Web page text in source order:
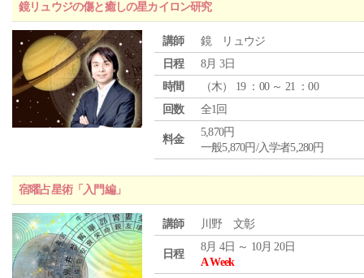
鏡リュウジの傷と癒しの星カイロン研究
講師
鏡 リュウジ
日程
8月 3日
時間
（木） 19 ：00 ～ 21 ：00
回数
全1回
料金
5,870円
一般5,870円/入学者5,280円
宿曜占星術「入門編」
講師 川野 文彰
日程
8月 4日 ～ 10月 20日
A Week